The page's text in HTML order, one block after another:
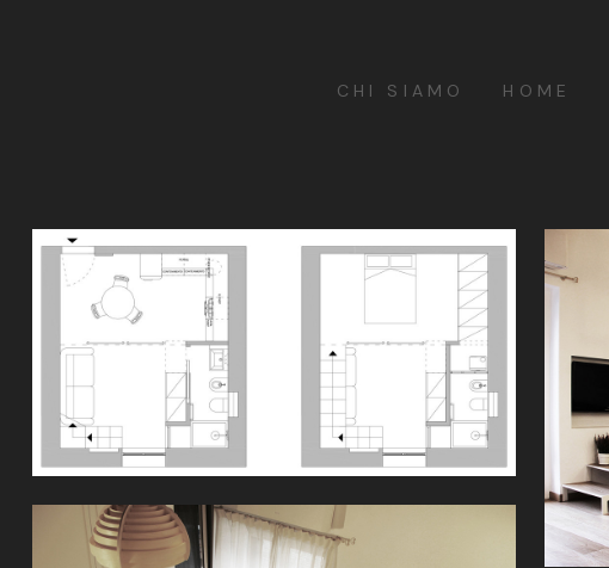
CHI SIAMO HOME